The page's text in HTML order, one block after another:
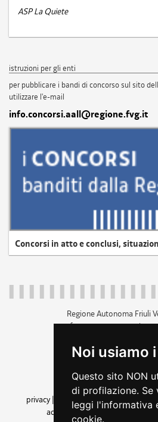
Noi usiamo
Questo sito NON
di profilazione. Se
leggi l'informativa
cookie.
ASP La Quiete
istruzioni per gli enti
per pubblicare i bandi di concorso sul sito
utilizzare l'e-mail
info.concorsi.aall@regione.fvg.it
Concorsi in atto e conclusi,
Regione Autonoma Friuli
c.f. 80014930327; p.iva
+39 040
amministrazione
privacy
cookie |note legali
accessibilità| feedback